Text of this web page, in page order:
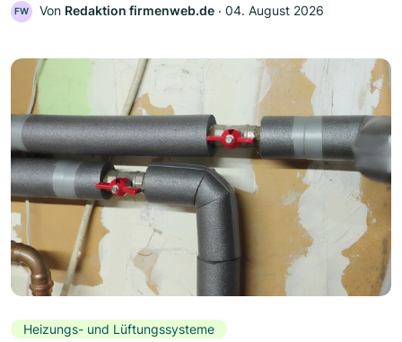
FW Von Redaktion firmenweb.de ‧ 04. August 2026
Heizungs- und Lüftungssysteme